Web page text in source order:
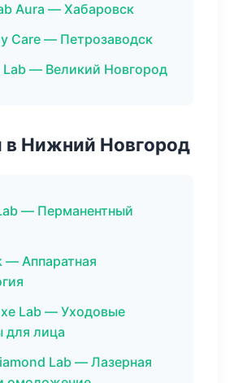
Aura — Хабаровск
Care — Петрозаводск
Lab — Великий Новгород
в Нижний Новгород
— Перманентный
— Аппаратная
Lab — Уходовые
для лица
Lab — Лазерная